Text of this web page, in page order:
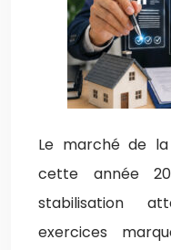
Le marché de
cette année
stabilisation
exercices